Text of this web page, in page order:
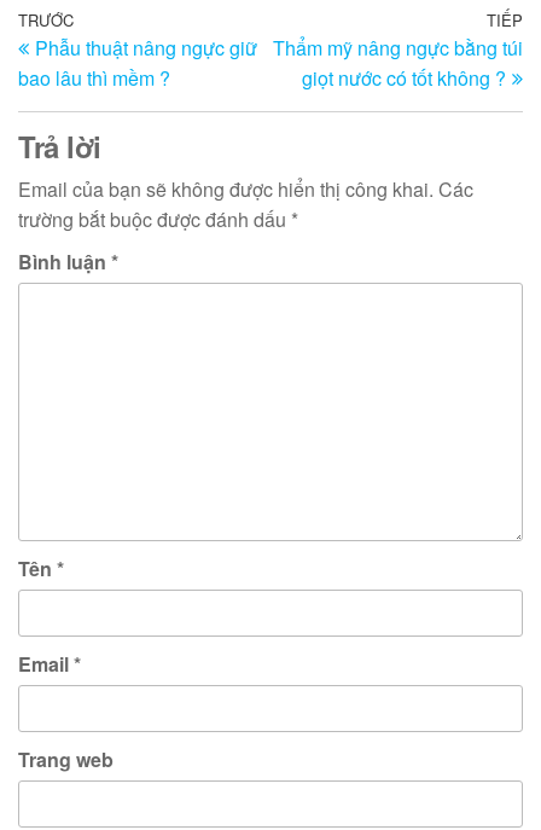
Điều
hướng
bài
viết
Bài
trước
TRƯỚC
Phẫu thuật nâng ngực giữ
bao lâu thì mềm ?
TIẾP
Thẩm mỹ nâng ngực bằng túi
giọt nước có tốt không ?
Trả lời
Email của bạn sẽ không được hiển thị công khai. Các
trường bắt buộc được đánh dấu *
Bình luận *
Tên *
Email*
Trang web